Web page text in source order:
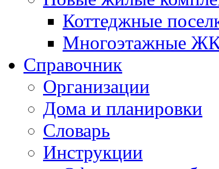
Коттеджные
Многоэтажные
Справочник
Организации
Дома и планировки
Словарь
Инструкции